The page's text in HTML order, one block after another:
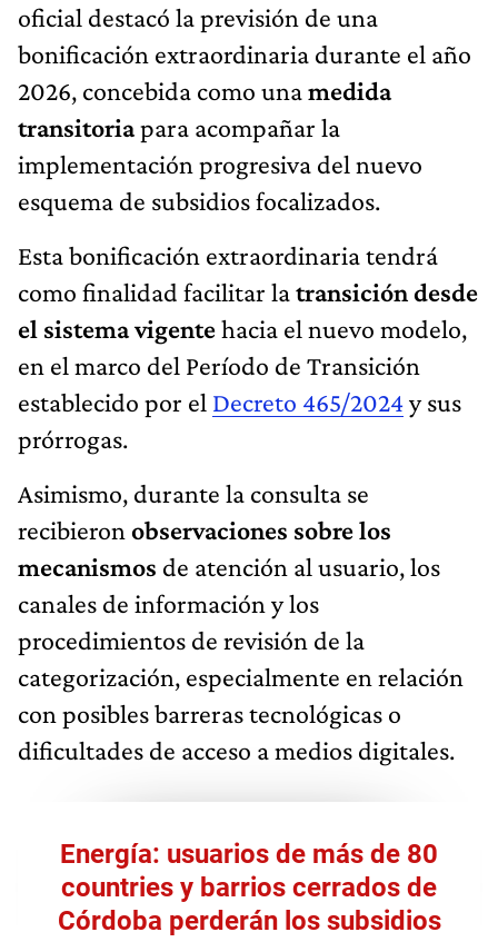
oficial destacó la previsión de una
bonificación extraordinaria durante el año
2026, concebida como unamedida
transitoriapara acompañar la
implementación progresiva del nuevo
esquema de subsidios focalizados.
Esta bonificación extraordinaria tendrá
como finalidad facilitar latransición desde
el sistema vigentehacia el nuevo modelo,
en el marco del Período de Transición
establecido por el Decreto 465/2024y sus
prórrogas.
Asimismo, durante la consulta se
recibieron observaciones sobre los
mecanismos de atención al usuario, los
canales de información y los
procedimientos de revisión de la
categorización, especialmente en relación
con posibles barreras tecnológicas o
dificultades de acceso a medios digitales.
Energía: usuarios de más de 80
countries y barrios cerrados de
Córdoba perderán los subsidios